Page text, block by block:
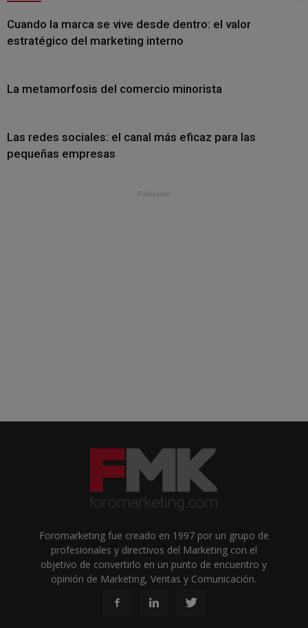
Cuando la marca se vive desde dentro: el valor
estratégico del marketing interno
La metamorfosis del comercio minorista
Las redes sociales: el canal más eficaz para las
pequeñas empresas
- Publicidad -
Foromarketing fue creado en 1997 por un grupo de
profesionales y directivos del Marketing con el
objetivo de convertirlo en un punto de encuentro y
opinión de Marketing, Ventas y Comunicación.